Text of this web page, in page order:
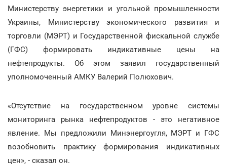
Министерству энергетики и угольной промышленности
Украины, Министерству экономического развития и
торговли (МЭРТ) и Государственной фискальной службе
(ГФС) формировать индикативные цены на
нефтепродукты. Об этом заявил государственный
уполномоченный АМКУ Валерий Полюхович.
«Отсутствие на государственном уровне системы
мониторинга рынка нефтепродуктов - это негативное
явление. Мы предложили Минэнергоугля, МЭРТ и ГФС
возобновить практику формирования индикативных
цен», - сказал он.